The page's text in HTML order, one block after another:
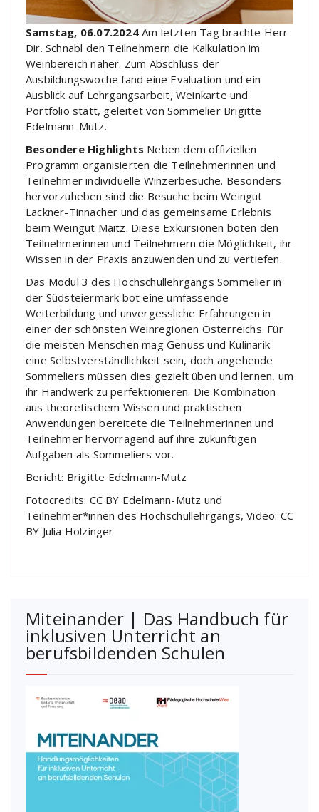
Samstag, 06.07.2024 Am letzten Tag brachte Herr
Dir. Schnabl den Teilnehmern die Kalkulation im
Weinbereich näher. Zum Abschluss der
Ausbildungswoche fand eine Evaluation und ein
Ausblick auf Lehrgangsarbeit, Weinkarte und
Portfolio statt, geleitet von Sommelier Brigitte
Edelmann-Mutz.
Besondere Highlights Neben dem offiziellen
Programm organisierten die Teilnehmerinnen und
Teilnehmer individuelle Winzerbesuche. Besonders
hervorzuheben sind die Besuche beim Weingut
Lackner-Tinnacher und das gemeinsame Erlebnis
beim Weingut Maitz. Diese Exkursionen boten den
Teilnehmerinnen und Teilnehmern die Möglichkeit, ihr
Wissen in der Praxis anzuwenden und zu vertiefen.
Das Modul 3 des Hochschullehrgangs Sommelier in
der Südsteiermark bot eine umfassende
Weiterbildung und unvergessliche Erfahrungen in
einer der schönsten Weinregionen Österreichs. Für
die meisten Menschen mag Genuss und Kulinarik
eine Selbstverständlichkeit sein, doch angehende
Sommeliers müssen dies gezielt üben und lernen, um
ihr Handwerk zu perfektionieren. Die Kombination
aus theoretischem Wissen und praktischen
Anwendungen bereitete die Teilnehmerinnen und
Teilnehmer hervorragend auf ihre zukünftigen
Aufgaben als Sommeliers vor.
Bericht: Brigitte Edelmann-Mutz
Fotocredits: CC BY Edelmann-Mutz und
Teilnehmer*innen des Hochschullehrgangs, Video: CC
BY Julia Holzinger
Miteinander | Das Handbuch für
inklusiven Unterricht an
berufsbildenden Schulen